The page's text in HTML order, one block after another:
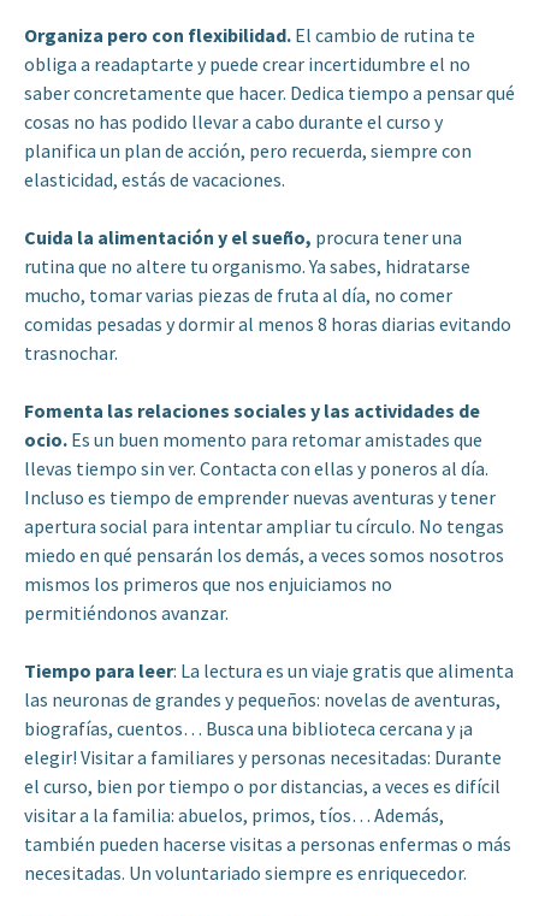
Organiza pero con flexibilidad. El cambio de rutina te
obliga a readaptarte y puede crear incertidumbre el no
saber concretamente que hacer. Dedica tiempo a pensar qué
cosas no has podido llevar a cabo durante el curso y
planifica un plan de acción, pero recuerda, siempre con
elasticidad, estás de vacaciones.
Cuida la alimentación y el sueño, procura tener una
rutina que no altere tu organismo. Ya sabes, hidratarse
mucho, tomar varias piezas de fruta al día, no comer
comidas pesadas y dormir al menos 8 horas diarias evitando
trasnochar.
Fomenta las relaciones sociales y las actividades de
ocio. Es un buen momento para retomar amistades que
llevas tiempo sin ver. Contacta con ellas y poneros al día.
Incluso es tiempo de emprender nuevas aventuras y tener
apertura social para intentar ampliar tu círculo. No tengas
miedo en qué pensarán los demás, a veces somos nosotros
mismos los primeros que nos enjuiciamos no
permitiéndonos avanzar.
Tiempo para leer: La lectura es un viaje gratis que alimenta
las neuronas de grandes y pequeños: novelas de aventuras,
biografías, cuentos… Busca una biblioteca cercana y ¡a
elegir! Visitar a familiares y personas necesitadas: Durante
el curso, bien por tiempo o por distancias, a veces es difícil
visitar a la familia: abuelos, primos, tíos… Además,
también pueden hacerse visitas a personas enfermas o más
necesitadas. Un voluntariado siempre es enriquecedor.